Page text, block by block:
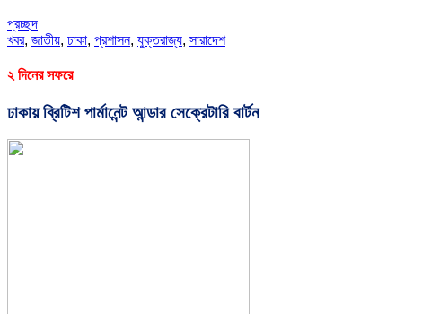
প্রচ্ছদ
খবর, জাতীয়, ঢাকা, প্রশাসন, যুক্তরাজ্য, সারাদেশ
২ দিনের সফরে
ঢাকায় ব্রিটিশ পার্মানেন্ট আন্ডার সেক্রেটারি বার্টন